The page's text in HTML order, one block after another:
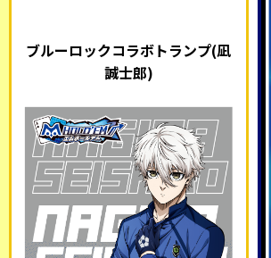
ブルーロックコラボトランプ(凪
誠士郎)